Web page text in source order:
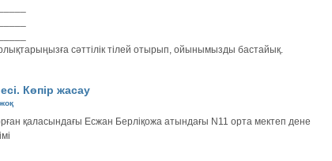
сәттілік тілей отырып, ойынымызды бастайық.
Көпір жасау
қаласындағы Есжан Берліқожа атындағы N11 орта мектеп дене